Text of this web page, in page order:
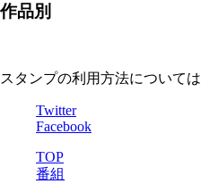
作品別
スタンプの利用方法については
Twitter
Facebook
TOP
番組